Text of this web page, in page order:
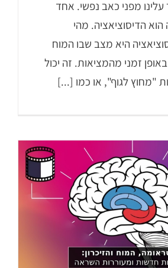
עלינו מפני כאב נפשי. אחד
הוא הדיסוציאציה. מהי
היא מצב שבו המוח
זמני מהמציאות. זה יכול
"מחוץ לגוף", או כמו [...]